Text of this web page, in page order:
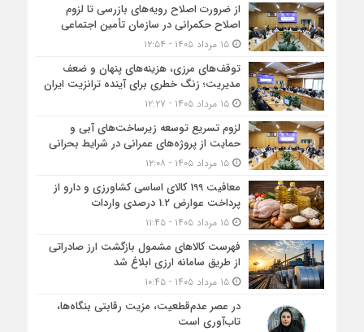
از ضرورت اصلاح رویه‌های بازرسی تا لزوم
اصلاح حکمرانی در سازمان تأمین اجتماعی
۱۵ مرداد ۱۴۰۵ - ۱۲:۵۴
توقف‌های مرزی، هزینه‌های پنهان و ضعف
مدیریت؛ زنگ خطری برای آینده ترانزیت ایران
۱۵ مرداد ۱۴۰۵ - ۱۲:۲۷
لزوم تسریع توسعه زیرساخت‌های آبی و
حمایت از پروژه‌های عمرانی در شرایط بحرانی
۱۵ مرداد ۱۴۰۵ - ۱۲:۰۸
معافیت 199 کالای اساسی کشاورزی و دارو از
پرداخت عوارض 1.2 درصدی واردات
۱۵ مرداد ۱۴۰۵ - ۱۱:۴۵
فهرست کالاهای مشمول بازگشت ارز صادراتی
از طریق سامانه ارزی ابلاغ شد
۱۵ مرداد ۱۴۰۵ - ۱۰:۴۵
در عصر عدم‌قطعیت، مزیت رقابتی بنگاه‌ها،
تاب‌آوری است